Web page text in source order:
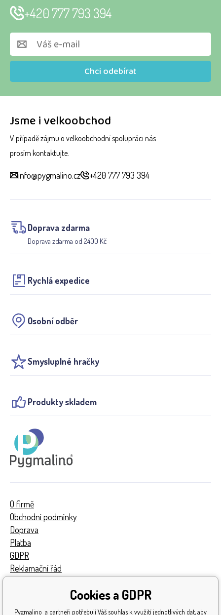
Jsme i velkoobchod
V případě zájmu o velkoobchodní spolupráci nás
prosím kontaktujte.
info@pygmalino.cz +420 777 793 394
Doprava zdarma
Doprava zdarma od 2400 Kč
Rychlá expedice
Osobní odběr
Smysluplné hračky
Produkty skladem
Chci odebírat
+420 777 793 394
O firmě
Obchodní podmínky
Doprava
Platba
GDPR
Reklamační řád
Získaná ocenění
Cookies a GDPR
Pygmalino a partneři potřebují Váš souhlas k využití jednotlivých dat, aby